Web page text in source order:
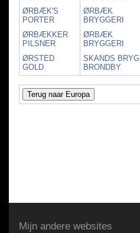
ØRBÆK'S
PORTER
ØRBÆK
BRYGGERI
ØRBÆKKER
PILSNER
ØRBÆK
BRYGGERI
ØRSTED
GOLD
SKANDS BRYG
BRONDBY
Mijn andere websites